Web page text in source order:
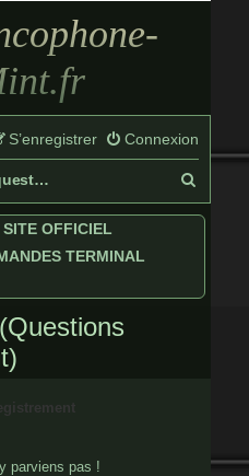
Connexion
S’enregistrer
Foire aux questions (Questions posées fréquemment)
e
SITE OFFICIEL
TERMINAL
parviens pas !